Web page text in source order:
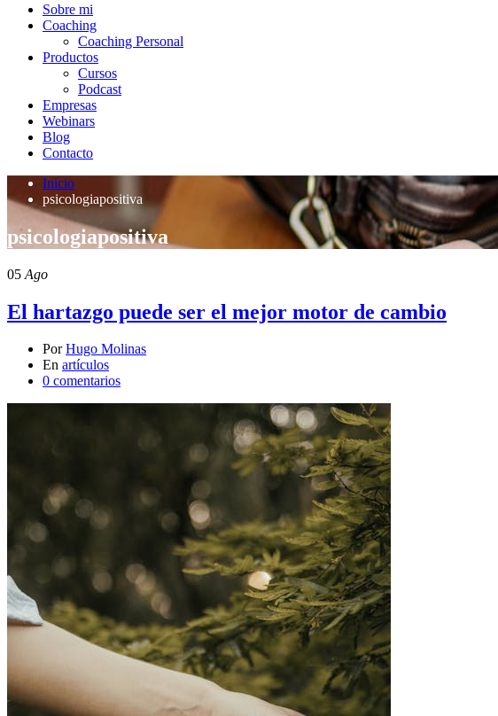
Sobre mi
Coaching
Coaching Personal
Productos
Cursos
Podcast
Empresas
Webinars
Blog
Contacto
Inicio
psicologiapositiva
psicologiapositiva
05 Ago
El hartazgo puede ser el mejor motor de cambio
Por Hugo Molinas
En artículos
0 comentarios